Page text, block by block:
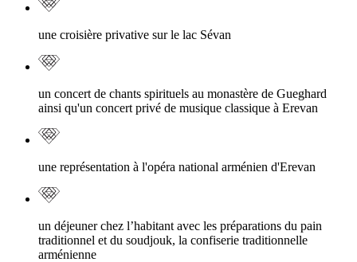
une croisière privative sur le lac Sévan
un concert de chants spirituels au monastère de Gueghard
ainsi qu'un concert privé de musique classique à Erevan
une représentation à l'opéra national arménien d'Erevan
un déjeuner chez l’habitant avec les préparations du pain
traditionnel et du soudjouk, la confiserie traditionnelle
arménienne